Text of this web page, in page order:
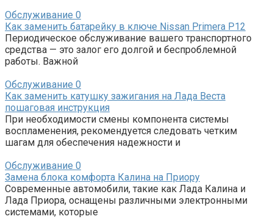
Обслуживание 0
Как заменить батарейку в ключе Nissan Primera P12
Периодическое обслуживание вашего транспортного
средства — это залог его долгой и беспроблемной
работы. Важной
Обслуживание 0
Как заменить катушку зажигания на Лада Веста
пошаговая инструкция
При необходимости смены компонента системы
воспламенения, рекомендуется следовать четким
шагам для обеспечения надежности и
Обслуживание 0
Замена блока комфорта Калина на Приору
Современные автомобили, такие как Лада Калина и
Лада Приора, оснащены различными электронными
системами, которые